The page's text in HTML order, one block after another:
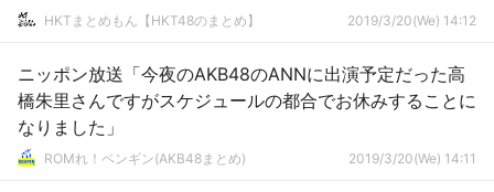
HKTまとめもん【HKT48のまとめ】 2019/3/20(We) 14:12
ニッポン放送「今夜のAKB48のANNに出演予定だった高
橋朱里さんですがスケジュールの都合でお休みすることに
なりました」
ROMれ！ペンギン(AKB48まとめ) 2019/3/20(We) 14:11